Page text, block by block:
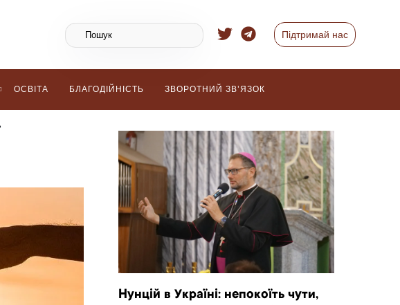
Підтримай нас
ОСВІТА БЛАГОДІЙНІСТЬ ЗВОРОТНИЙ ЗВ’ЯЗОК
Нунцій в Україні: непокоїть чути,